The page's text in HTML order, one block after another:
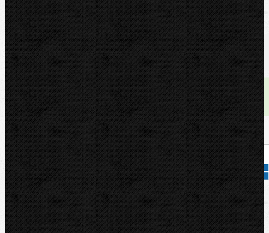
U nás zaplatíte
5 999,00Kč
U nás zaplatíte s DPH
7 258,79 Kč
Dostupnost:
skladem
Množství:
Přidat do košíku
Kód zboží:
000526
Značka:
CBC